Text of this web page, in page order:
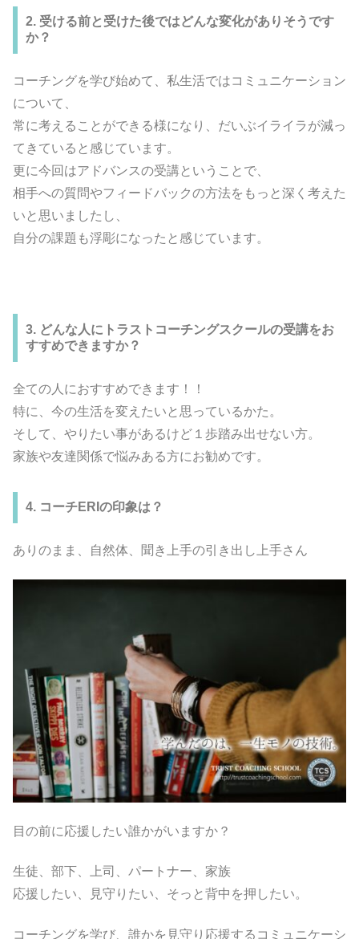
2. 受ける前と受けた後ではどんな変化がありそうです
か？
コーチングを学び始めて、私生活ではコミュニケーション
について、
常に考えることができる様になり、だいぶイライラが減っ
てきていると感じています。
更に今回はアドバンスの受講ということで、
相手への質問やフィードバックの方法をもっと深く考えた
いと思いましたし、
自分の課題も浮彫になったと感じています。
3. どんな人にトラストコーチングスクールの受講をお
すすめできますか？
全ての人におすすめできます！！
特に、今の生活を変えたいと思っているかた。
そして、やりたい事があるけど１歩踏み出せない方。
家族や友達関係で悩みある方にお勧めです。
4. コーチERIの印象は？
ありのまま、自然体、聞き上手の引き出し上手さん
目の前に応援したい誰かがいますか？
生徒、部下、上司、パートナー、家族
応援したい、見守りたい、そっと背中を押したい。
コーチングを学び、誰かを見守り応援するコミュニケーシ